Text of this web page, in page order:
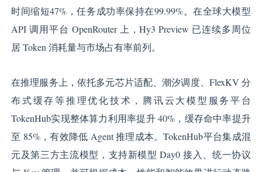
时间缩短47%，任务成功率保持在99.99%。在全球大模型
API 调用平台 OpenRouter 上，Hy3 Preview 已连续多周位
居 Token 消耗量与市场占有率前列。
在推理服务上，依托多元芯片适配、潮汐调度、FlexKV 分
布式缓存等推理优化技术，腾讯云大模型服务平台
TokenHub实现整体算力利用率提升 40%，缓存命中率提升
至 85%，有效降低 Agent 推理成本。TokenHub平台集成混
元及第三方主流模型，支持新模型 Day0 接入、统一协议